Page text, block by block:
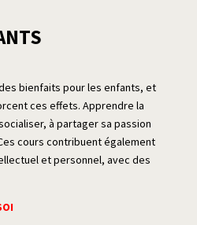
bienfaits pour les enfants, et
ces effets. Apprendre la
à partager sa passion
cours contribuent également
et personnel, avec des